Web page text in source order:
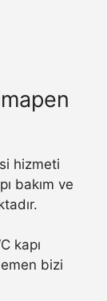
hizmeti
bakım ve
kapı
bizi